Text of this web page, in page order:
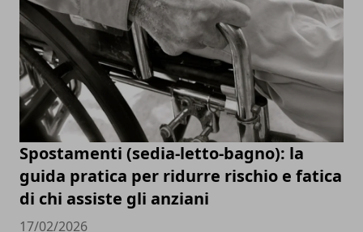
Spostamenti (sedia-letto-bagno): la
guida pratica per ridurre rischio e fatica
di chi assiste gli anziani
17/02/2026